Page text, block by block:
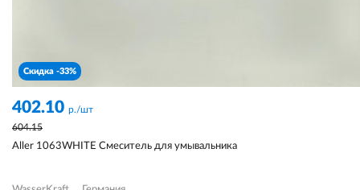
Скидка -33%
402.10 р./шт
604.15
Aller 1063WHITE Смеситель для умывальника